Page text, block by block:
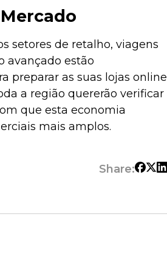
setores de retalho, viagens
avançado estão
preparar as suas lojas online
a região quererão verificar
que esta economia
mais amplos.
Share: